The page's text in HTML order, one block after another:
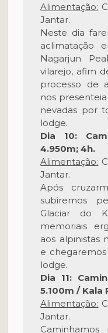
Alimentação:
Jantar.
Neste dia
aclimatação
Nagarjun
vilarejo, afim
processo de
nos
nevadas por
lodge.
Dia 10:
4.950m; 4h.
Alimentação:
Jantar.
Após
subiremos
Glaciar do
memoriais
aos alpinistas
e
lodge.
Dia 11:
5.100m / Kala
Alimentação:
Jantar.